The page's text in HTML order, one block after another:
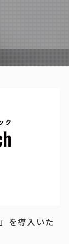
を導入いた